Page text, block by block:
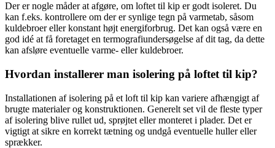
Der er nogle måder at afgøre, om loftet til kip er godt isoleret. Du
kan f.eks. kontrollere om der er synlige tegn på varmetab, såsom
kuldebroer eller konstant højt energiforbrug. Det kan også være en
god idé at få foretaget en termografiundersøgelse af dit tag, da dette
kan afsløre eventuelle varme- eller kuldebroer.
Hvordan installerer man isolering på loftet til kip?
Installationen af isolering på et loft til kip kan variere afhængigt af
brugte materialer og konstruktionen. Generelt set vil de fleste typer
af isolering blive rullet ud, sprøjtet eller monteret i plader. Det er
vigtigt at sikre en korrekt tætning og undgå eventuelle huller eller
sprækker.